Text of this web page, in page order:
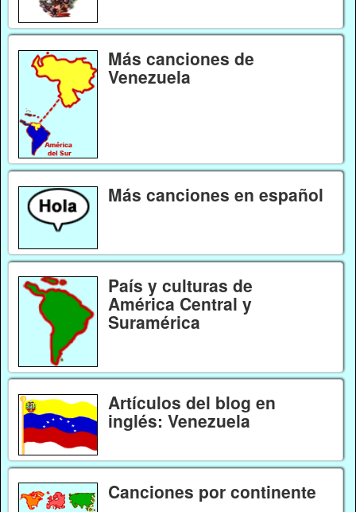
Más canciones de
Venezuela
Más canciones en español
País y culturas de
América Central y
Suramérica
Artículos del blog en
inglés: Venezuela
Canciones por continente